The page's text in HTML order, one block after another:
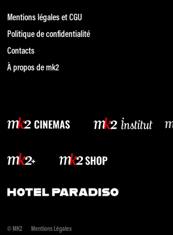
Mentions légales et CGU
Politique de confidentialité
Contacts
À propos de mk2
© MK2 Mentions Légales